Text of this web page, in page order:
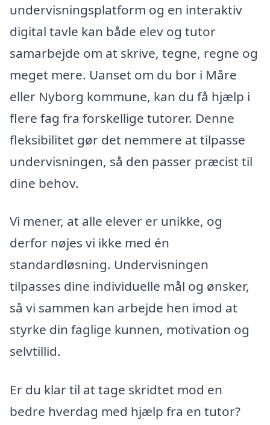
undervisningsplatform og en interaktiv
digital tavle kan både elev og tutor
samarbejde om at skrive, tegne, regne og
meget mere. Uanset om du bor i Måre
eller Nyborg kommune, kan du få hjælp i
flere fag fra forskellige tutorer. Denne
fleksibilitet gør det nemmere at tilpasse
undervisningen, så den passer præcist til
dine behov.
Vi mener, at alle elever er unikke, og
derfor nøjes vi ikke med én
standardløsning. Undervisningen
tilpasses dine individuelle mål og ønsker,
så vi sammen kan arbejde hen imod at
styrke din faglige kunnen, motivation og
selvtillid.
Er du klar til at tage skridtet mod en
bedre hverdag med hjælp fra en tutor?